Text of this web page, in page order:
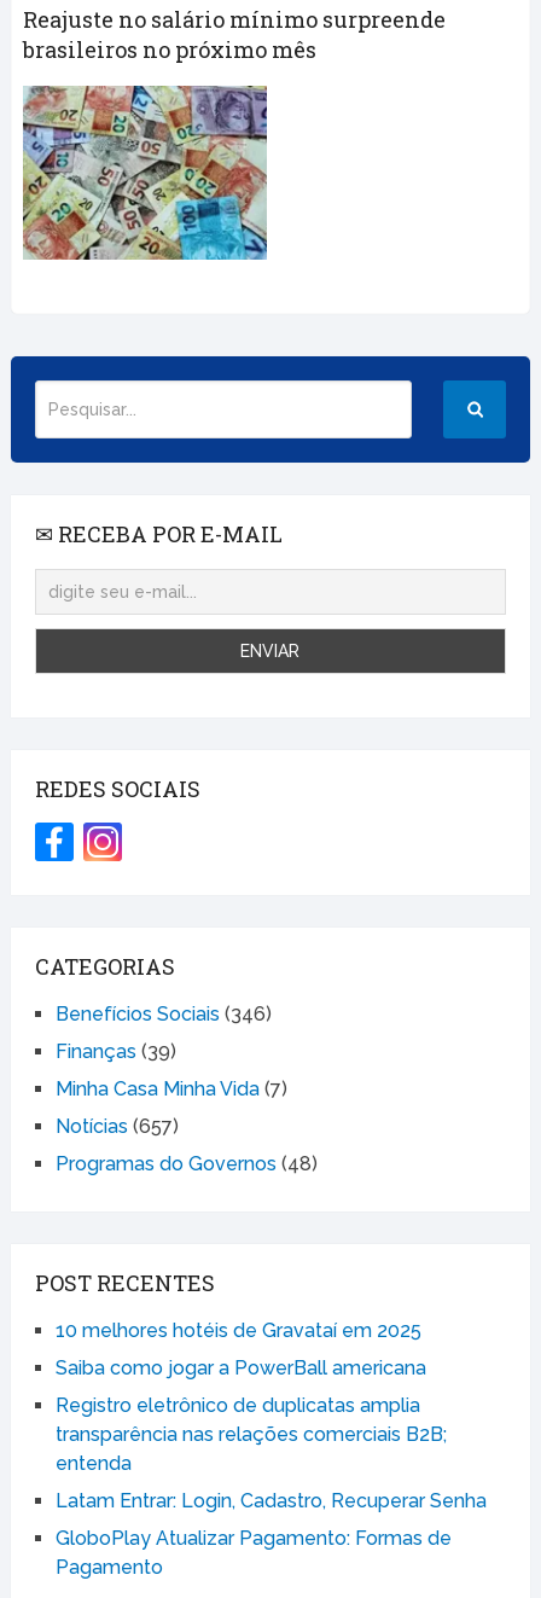
Reajuste no salário mínimo surpreende
brasileiros no próximo mês
✉ RECEBA POR E-MAIL
REDES SOCIAIS
CATEGORIAS
Benefícios Sociais (346)
Finanças (39)
Minha Casa Minha Vida(7)
Notícias (657)
Programas do Governos (48)
POST RECENTES
10 melhores hotéis de Gravataí em 2025
Saiba como jogar a PowerBall americana
Registro eletrônico de duplicatas amplia
transparência nas relações comerciais B2B;
entenda
Latam Entrar: Login, Cadastro, Recuperar Senha
GloboPlay Atualizar Pagamento: Formas de
Pagamento